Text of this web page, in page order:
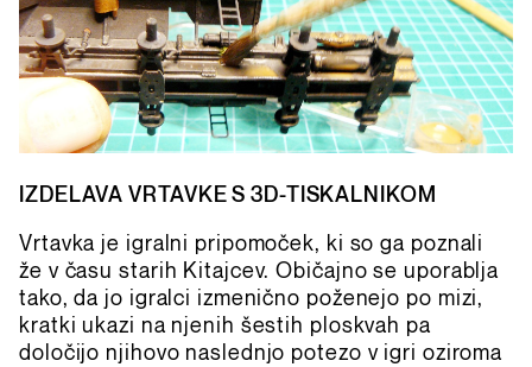
IZDELAVA VRTAVKE S 3D-TISKALNIKOM
Vrtavka je igralni pripomoček, ki so ga poznali
že v času starih Kitajcev. Običajno se uporablja
tako, da jo igralci izmenično poženejo po mizi,
kratki ukazi na njenih šestih ploskvah pa
določijo njihovo naslednjo potezo v igri oziroma